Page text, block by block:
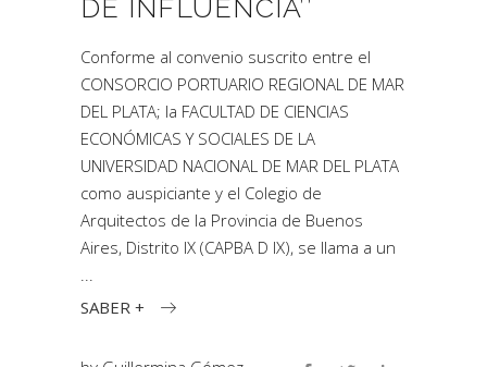
DE INFLUENCIA’’
Conforme al convenio suscrito entre el
CONSORCIO PORTUARIO REGIONAL DE MAR
DEL PLATA; la FACULTAD DE CIENCIAS
ECONÓMICAS Y SOCIALES DE LA
UNIVERSIDAD NACIONAL DE MAR DEL PLATA
como auspiciante y el Colegio de
Arquitectos de la Provincia de Buenos
Aires, Distrito IX (CAPBA D IX), se llama a un
SABER +